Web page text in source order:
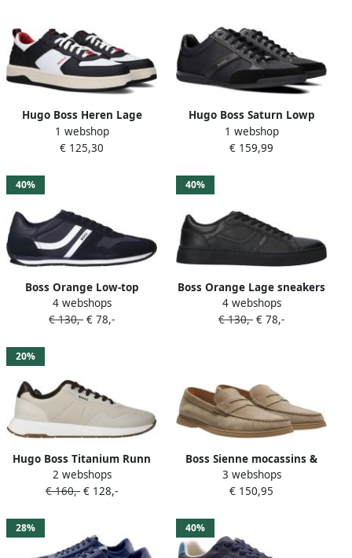
Hugo Boss Heren Lage
Sneakers Kilian Tenn Black
Heren
1 webshop
€ 125,30
Hugo Boss Saturn Lowp
Shoe Black Zwart Heren
1 webshop
€ 159,99
40%
Boss Orange Low-top
sneakers met labelprint
model 'LEVON_RUNN_NYMI'
4 webshops
€ 130,- € 78,-
40%
Boss Orange Lage sneakers
met luchtgaten model
'RHYS'
4 webshops
€ 130,- € 78,-
20%
Hugo Boss Titanium Runn
Sneakers Laag Beige
2 webshops
€ 160,- € 128,-
Boss Sienne mocassins &
loafers
3 webshops
€ 150,95
28% 40%